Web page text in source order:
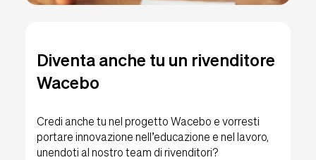
Diventa anche tu un rivenditore
Wacebo
Credi anche tu nel progetto Wacebo e vorresti
portare innovazione nell’educazione e nel lavoro,
unendoti al nostro team di rivenditori?